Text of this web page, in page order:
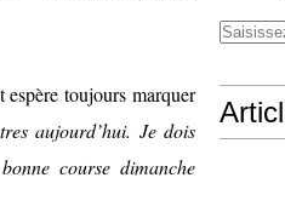
toujours marquer
aujourd’hui. Je dois
course dimanche